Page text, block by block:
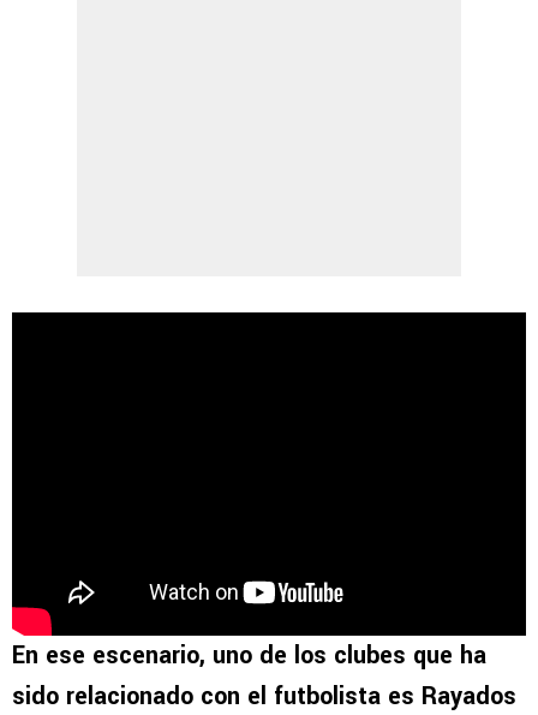
En ese escenario, uno de los clubes que ha
sido relacionado con el futbolista es Rayados